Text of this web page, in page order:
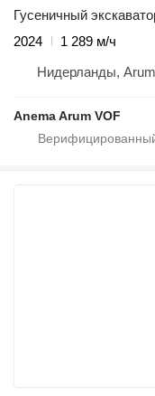
Гусеничный
2024
1 289 м/ч
Нидерланды, Arum
Anema Arum VOF